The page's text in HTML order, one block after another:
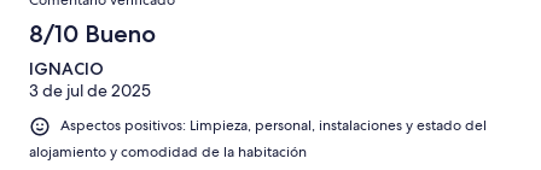
8/10 Bueno
IGNACIO
3 de jul de 2025
Aspectos positivos: Limpieza, personal, instalaciones y estado del
alojamiento y comodidad de la habitación